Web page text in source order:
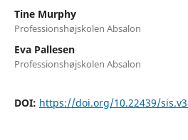
Tine Murphy
Professionshøjskolen Absalon
Eva Pallesen
Professionshøjskolen Absalon
DOI: https://doi.org/10.22439/